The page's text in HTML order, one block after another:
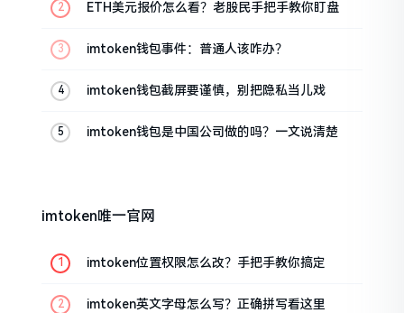
ETH美元报价怎么看？老股民手把手教你盯盘
imtoken钱包事件：普通人该咋办？
imtoken钱包截屏要谨慎，别把隐私当儿戏
imtoken钱包是中国公司做的吗？一文说清楚
imtoken唯一官网
imtoken位置权限怎么改？手把手教你搞定
imtoken英文字母怎么写？正确拼写看这里